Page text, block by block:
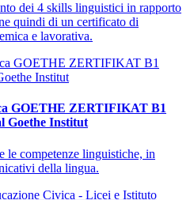
dei 4 skills linguistici in rapporto
quindi di un certificato di
e lavorativa.
GOETHE ZERTIFIKAT B1
Goethe Institut
le competenze linguistiche, in
della lingua.